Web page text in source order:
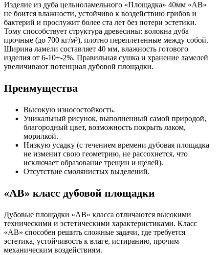
Изделие из дуба цельноламельного «Площадка» 40мм «АВ»
не боится влажности, устойчиво к воздействию грибов и
бактерий и прослужит более ста лет без потери эстетики.
Тому способствует структура древесины: волокна дуба
прочные (до 700 кг/м³), плотно переплетенные между собой.
Ширина ламели составляет 40 мм, влажность готового
изделия от 6-10+-2%. Правильная сушка и хранение ламелей
увеличивают потенциал дубовой площадки.
Преимущества
Высокую износостойкость.
Уникальный рисунок, выполненный самой природой,
благородный цвет, возможность покрыть лаком,
морилкой.
Низкую усадку (с течением времени дубовая площадка
не изменит свою геометрию, не рассохнется, что
исключает образование трещин и щелей).
Отсутствие смолянистых выделений.
«АВ» класс дубовой площадки
Дубовые площадки «АВ» класса отличаются высокими
техническими и эстетическими характеристиками. Класс
«АВ» способен решить сложные задачи, где требуется
эстетика, устойчивость к влаге, истиранию, прочим
механическим воздействиям.